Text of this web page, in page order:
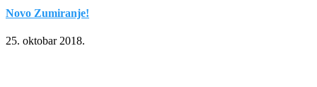
Novo Zumiranje!
25. oktobar 2018.